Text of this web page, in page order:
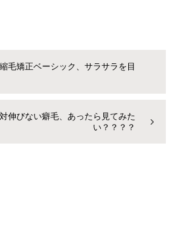
毛矯正ベーシック、サラサラを目
伸びない癖毛、あったら見てみた
い？？？？